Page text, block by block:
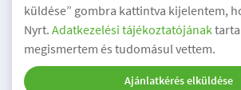
küldése” gombra kattintva kijelentem,
Nyrt. Adatkezelési tájékoztatójának
megismertem és tudomásul vettem.
Ajánlatkérés elküldése